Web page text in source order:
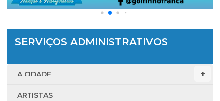
SERVIÇOS ADMINISTRATIVOS
A CIDADE
ARTISTAS